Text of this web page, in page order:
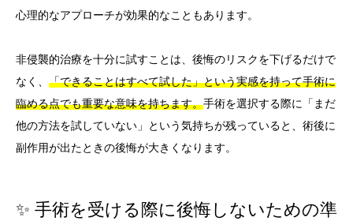
心理的なアプローチが効果的なこともあります。
非侵襲的治療を十分に試すことは、後悔のリスクを下げるだけで
なく、 「できることはすべて試した」という実感を持って手術に
臨める点でも重要な意味を持ちます。手術を選択する際に「まだ
他の方法を試していない」という気持ちが残っていると、術後に
副作用が出たときの後悔が大きくなります。
✨ 手術を受ける際に後悔しないための準